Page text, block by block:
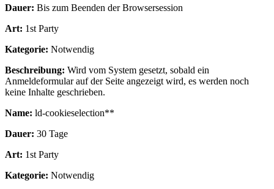
Dauer: Bis zum Beenden der Browsersession
Art: 1st Party
Kategorie: Notwendig
Beschreibung: Wird vom System gesetzt, sobald ein
Anmeldeformular auf der Seite angezeigt wird, es werden noch
keine Inhalte geschrieben.
Name: ld-cookieselection**
Dauer: 30 Tage
Art: 1st Party
Kategorie: Notwendig